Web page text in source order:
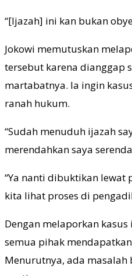
“[Ijazah] ini kan bukan
Jokowi memutuskan
tersebut karena dianggap
martabatnya. Ia ingin
ranah hukum.
“Sudah menuduh ijazah
merendahkan saya
“Ya nanti dibuktikan lewat
kita lihat proses di
Dengan melaporkan
semua pihak
Menurutnya, ada masalah